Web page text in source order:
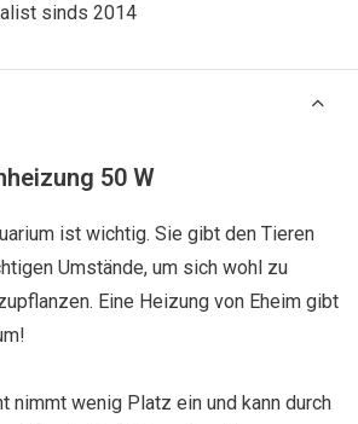
sinds 2014
50 W
ist wichtig. Sie gibt den Tieren
Umstände, um sich wohl zu
Eine Heizung von Eheim gibt
nimmt wenig Platz ein und kann durch